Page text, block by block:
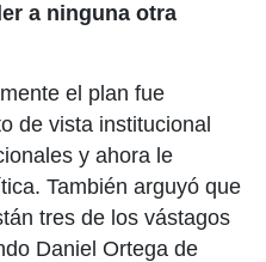
a ninguna otra
el plan fue
de vista institucional
y ahora le
También arguyó que
tres de los vástagos
Daniel Ortega de